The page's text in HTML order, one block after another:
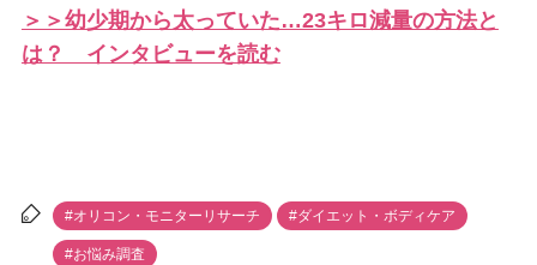
＞＞幼少期から太っていた…23キロ減量の方法と
は？ インタビューを読む
#オリコン・モニターリサーチ #ダイエット・ボディケア
#お悩み調査